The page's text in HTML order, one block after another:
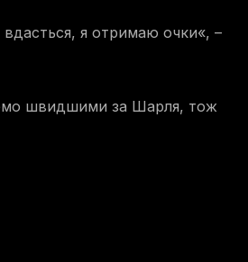
вдасться, я отримаю очки«, –
швидшими за Шарля, тож